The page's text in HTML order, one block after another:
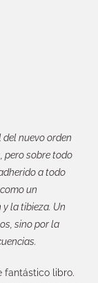
nuevo orden
pero sobre todo
a todo
un
la tibieza. Un
sino por la
fantástico libro.